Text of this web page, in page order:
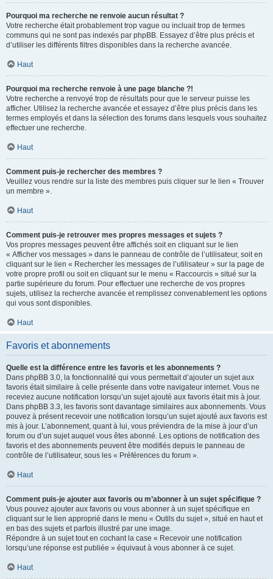
Pourquoi ma recherche ne renvoie aucun résultat ?
Votre recherche était probablement trop vague ou incluait trop de termes
communs qui ne sont pas indexés par phpBB. Essayez d’être plus précis et
d’utiliser les différents filtres disponibles dans la recherche avancée.
Haut
Pourquoi ma recherche renvoie à une page blanche ?!
Votre recherche a renvoyé trop de résultats pour que le serveur puisse les
afficher. Utilisez la recherche avancée et essayez d’être plus précis dans les
termes employés et dans la sélection des forums dans lesquels vous souhaitez
effectuer une recherche.
Haut
Comment puis-je rechercher des membres ?
Veuillez vous rendre sur la liste des membres puis cliquer sur le lien « Trouver
un membre ».
Haut
Comment puis-je retrouver mes propres messages et sujets ?
Vos propres messages peuvent être affichés soit en cliquant sur le lien
« Afficher vos messages » dans le panneau de contrôle de l’utilisateur, soit en
cliquant sur le lien « Rechercher les messages de l’utilisateur » sur la page de
votre propre profil ou soit en cliquant sur le menu « Raccourcis » situé sur la
partie supérieure du forum. Pour effectuer une recherche de vos propres
sujets, utilisez la recherche avancée et remplissez convenablement les options
qui vous sont disponibles.
Haut
Favoris et abonnements
Quelle est la différence entre les favoris et les abonnements ?
Dans phpBB 3.0, la fonctionnalité qui vous permettait d’ajouter un sujet aux
favoris était similaire à celle présente dans votre navigateur internet. Vous ne
receviez aucune notification lorsqu’un sujet ajouté aux favoris était mis à jour.
Dans phpBB 3.3, les favoris sont davantage similaires aux abonnements. Vous
pouvez à présent recevoir une notification lorsqu’un sujet ajouté aux favoris est
mis à jour. L’abonnement, quant à lui, vous préviendra de la mise à jour d’un
forum ou d’un sujet auquel vous êtes abonné. Les options de notification des
favoris et des abonnements peuvent être modifiés depuis le panneau de
contrôle de l’utilisateur, sous les « Préférences du forum ».
Haut
Comment puis-je ajouter aux favoris ou m’abonner à un sujet spécifique ?
Vous pouvez ajouter aux favoris ou vous abonner à un sujet spécifique en
cliquant sur le lien approprié dans le menu « Outils du sujet », situé en haut et
en bas des sujets et parfois illustré par une image.
Répondre à un sujet tout en cochant la case « Recevoir une notification
lorsqu’une réponse est publiée » équivaut à vous abonner à ce sujet.
Haut